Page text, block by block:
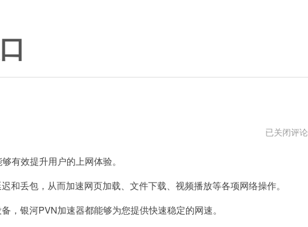
银
器
已关闭评论
效提升用户的上网体验。
丢包，从而加速网页加载、文件下载、视频播放等各项网络操作。
银河PVN加速器都能够为您提供快速稳定的网速。